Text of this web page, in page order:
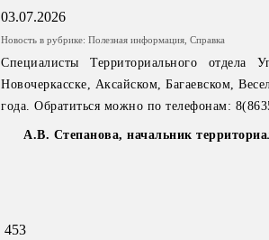
03.07.2026
Новость в рубрике:Полезная информация ,Справка
Специалисты Территориального отдела
Новочеркасске, Аксайском, Багаевском,
года. Обратиться можно по телефонам:
А.В. Степанова, начальник
453